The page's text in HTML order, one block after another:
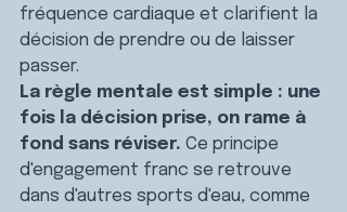
fréquence cardiaque et clarifient la
décision de prendre ou de laisser
passer.
La règle mentale est simple : une
fois la décision prise, on rame à
fond sans réviser. Ce principe
d'engagement franc se retrouve
dans d'autres sports d'eau, comme